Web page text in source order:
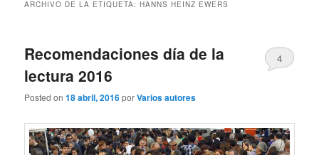
ARCHIVO DE LA ETIQUETA:HANNS HEINZ EWERS
Recomendaciones día de la
lectura 2016
Posted on18 abril, 2016porVarios autores
4